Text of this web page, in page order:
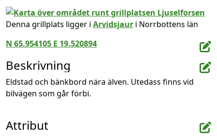
Denna grillplats ligger i Arvidsjaur i Norrbottens län
N 65.954105 E 19.520894
Beskrivning
Eldstad och bänkbord nära älven. Utedass finns vid
bilvägen som går förbi.
Attribut